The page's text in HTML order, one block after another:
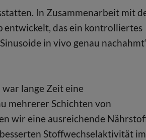
In Zusammenarbeit mit
entwickelt, das ein kontrolliertes
in vivo genau
lange Zeit eine
mehrerer Schichten von
wir eine ausreichende
Stoffwechselaktivität im